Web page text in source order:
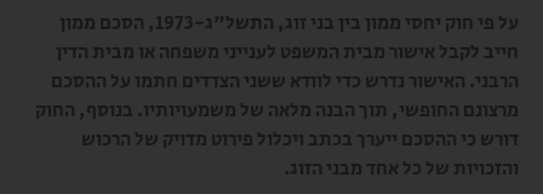
על פי חוק יחסי ממון בין בני זוג, התשל"ג-1973, הסכם ממון
חייב לקבל אישור מבית המשפט לענייני משפחה או מבית הדין
הרבני. האישור נדרש כדי לוודא ששני הצדדים חתמו על ההסכם
מרצונם החופשי, תוך הבנה מלאה של משמעויותיו. בנוסף, החוק
דורש כי ההסכם ייערך בכתב ויכלול פירוט מדויק של הרכוש
והזכויות של כל אחד מבני הזוג.